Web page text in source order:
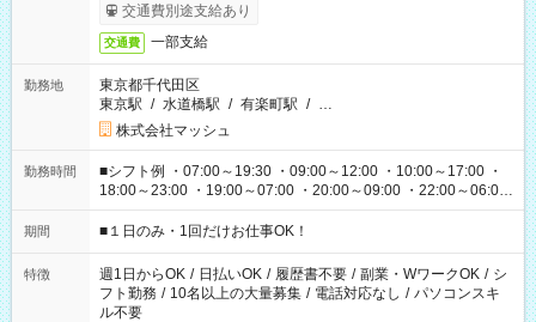
交通費別途支給あり
交通費 一部支給
勤務地
東京都千代田区
東京駅 / 水道橋駅 / 有楽町駅 / …
株式会社マッシュ
勤務時間
■シフト例 ・07:00～19:30 ・09:00～12:00 ・10:00～17:00 ・
18:00～23:00 ・19:00～07:00 ・20:00～09:00 ・22:00～06:00
etc ★最短で3時間で5,120円のお仕事から 15時間で2万円近く稼
げるお仕事も！ ご希望のお時間に合わせてご紹介！ ※シフトは
ください！
期間 ■１日のみ・1回だけお仕事OK！
特徴 週1日からOK / 日払いOK / 履歴書不要 / 副業・WワークOK / シ
フト勤務 / 10名以上の大量募集 / 電話対応なし / パソコンスキ
ル不要